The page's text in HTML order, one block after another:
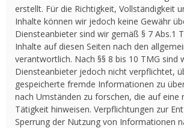
erstellt. Für die Richtigkeit, Vollständigkeit
Inhalte können wir jedoch keine Gewähr
Diensteanbieter sind wir gemäß § 7 Abs.1
Inhalte auf diesen Seiten nach den
verantwortlich. Nach §§ 8 bis 10 TMG sind
Diensteanbieter jedoch nicht verpflichtet,
gespeicherte fremde Informationen zu
nach Umständen zu forschen, die auf eine
Tätigkeit hinweisen. Verpflichtungen zur
Sperrung der Nutzung von Informationen